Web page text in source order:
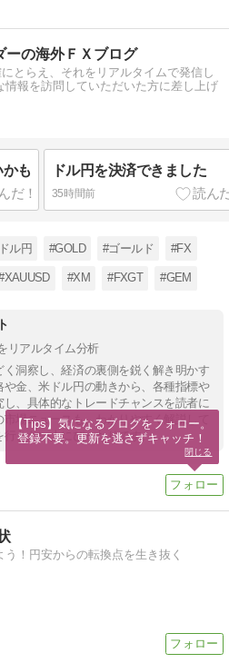
ーの海外ＦＸブログ
とらえ、それをリアルタイムで発信し
情報を訪問していただいた方に差し上げ
も ドル円を決済できました
35時間前
ル円 #GOLD #ゴールド #FX
#XM #FXGT #GEM
リアルタイム分析
洞察し、経済の裏側を鋭く解き明かす
金、米ドル円の動きから、各種指標や
、具体的なトレードチャンスを読者に
場ニュースも、わかりやすく解説して
きたい人にぴったりです。
！円安からの転換点を生き抜く
【Tips】気になるブログをフォロー。
登録不要。更新を逃さずキャッチ！
閉じる